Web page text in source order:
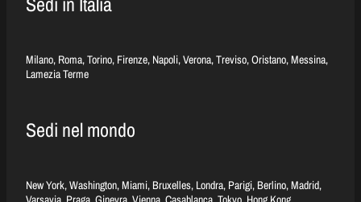
Milano, Roma, Torino, Firenze, Napoli, Verona, Treviso, Oristano, Messina,
Lamezia Terme
Sedi nel mondo
New York, Washington, Miami, Bruxelles, Londra, Parigi, Berlino, Madrid,